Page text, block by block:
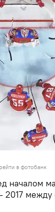
в фотобанк
началом
2017